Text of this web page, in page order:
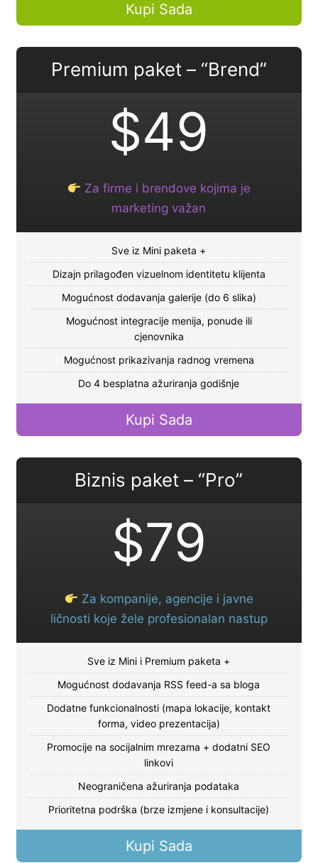
Kupi Sada
Premium paket – “Brend”
$49
Za firme i brendove kojima je
marketing važan
Sve iz Mini paketa +
Dizajn prilagođen vizuelnom identitetu klijenta
Mogućnost dodavanja galerije (do 6 slika)
Mogućnost integracije menija, ponude ili
cjenovnika
Mogućnost prikazivanja radnog vremena
Do 4 besplatna ažuriranja godišnje
Kupi Sada
Biznis paket – “Pro”
$79
Za kompanije, agencije i javne
ličnosti koje žele profesionalan nastup
Sve iz Mini i Premium paketa +
Mogućnost dodavanja RSS feed-a sa bloga
Dodatne funkcionalnosti (mapa lokacije, kontakt
forma, video prezentacija)
Promocije na socijalnim mrezama + dodatni SEO
linkovi
Neograničena ažuriranja podataka
Prioritetna podrška (brze izmjene i konsultacije)
Kupi Sada